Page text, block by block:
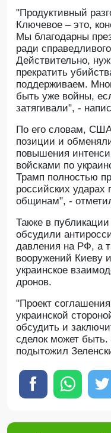
"Продуктивный
Ключевое – это,
Мы благодарны
ради
Действительно,
прекратить
поддерживаем.
быть уже войны,
затягивали", -
По его словам,
позиции и
повышения
войсками по
Трамп полностью
российских ударах
общинам", -
Также в
обсудили
давления на РФ, а
вооружений Киеву
украинское
дронов.
"Проект
украинской
обсудить и
сделок может
подытожил